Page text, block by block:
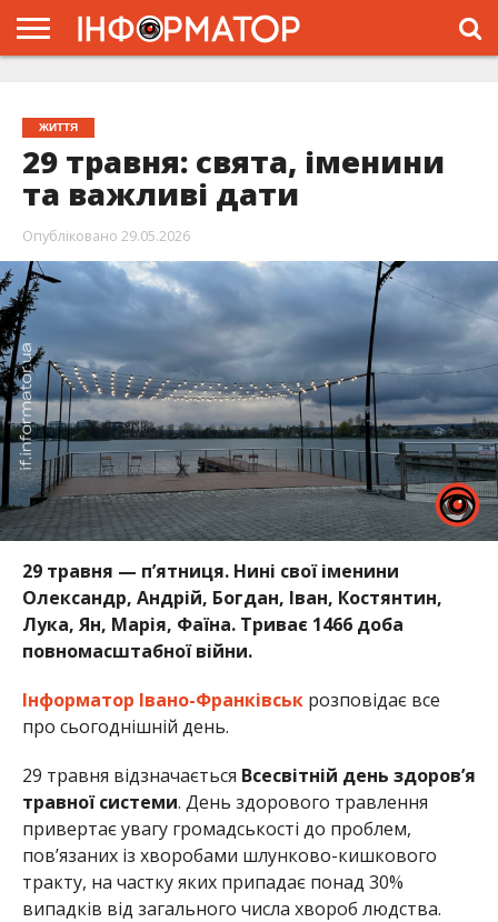
ЖИТТЯ
29 травня: свята, іменини
та важливі дати
Опубліковано 29.05.2026
29 травня — пʼятниця. Нині свої іменини
Олександр, Андрій, Богдан, Іван, Костянтин,
Лука, Ян, Марія, Фаїна. Триває 1466 доба
повномасштабної війни.
Інформатор Івано-Франківськрозповідає все
про сьогоднішній день.
29 травня відзначається Всесвітній день здоров’я
травної системи. День здорового травлення
привертає увагу громадськості до проблем,
пов’язаних із хворобами шлунково-кишкового
тракту, на частку яких припадає понад 30%
випадків від загального числа хвороб людства.